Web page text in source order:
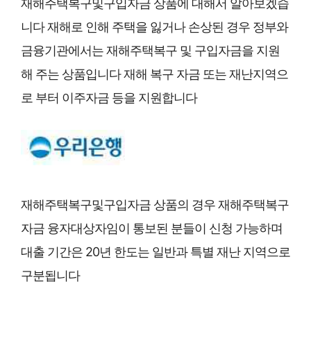
재해주택복구및구입자금 상품에 대해서 알아보겠습
니다 재해로 인해 주택을 잃거나 손상된 경우 정부와
금융기관에서는 재해주택복구 및 구입자금을 지원
해 주는 상품입니다 재해 복구 자금 또는 재난지역으
로 부터 이주자금 등을 지원합니다
재해주택복구및구입자금 상품의 경우 재해주택복구
자금 융자대상자임이 통보된 분들이 신청 가능하며
대출 기간은 20년 한도는 일반과 특별 재난 지역으로
구분됩니다